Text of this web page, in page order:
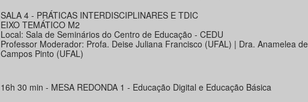
SALA 4 - PRÁTICAS INTERDISCIPLINARES E TDIC
EIXO TEMÁTICO M2
Local: Sala de Seminários do Centro de Educação - CEDU
Professor Moderador: Profa. Deise Juliana Francisco (UFAL) | Dra. Anamelea de
Campos Pinto (UFAL)
16h 30 min - MESA REDONDA 1 - Educação Digital e Educação Básica